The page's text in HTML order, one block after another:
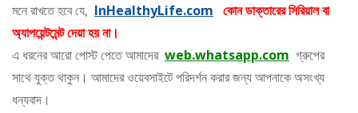
মনে রাখতে হবে যে, InHealthyLife.com কোন ডাক্তারের সিরিয়াল বা
অ্যাপয়েন্টমেন্ট দেয়া হয় না।
এ ধরনের আরো পোস্ট পেতে আমাদের web.whatsapp.com গ্রুপের
সাথে যুক্ত থাকুন। আমাদের ওয়েবসাইটে পরিদর্শন করার জন্য আপনাকে অসংখ্য
ধন্যবাদ।